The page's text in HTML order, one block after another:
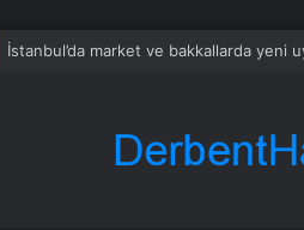
İstanbul’da market ve bakkallarda yeni